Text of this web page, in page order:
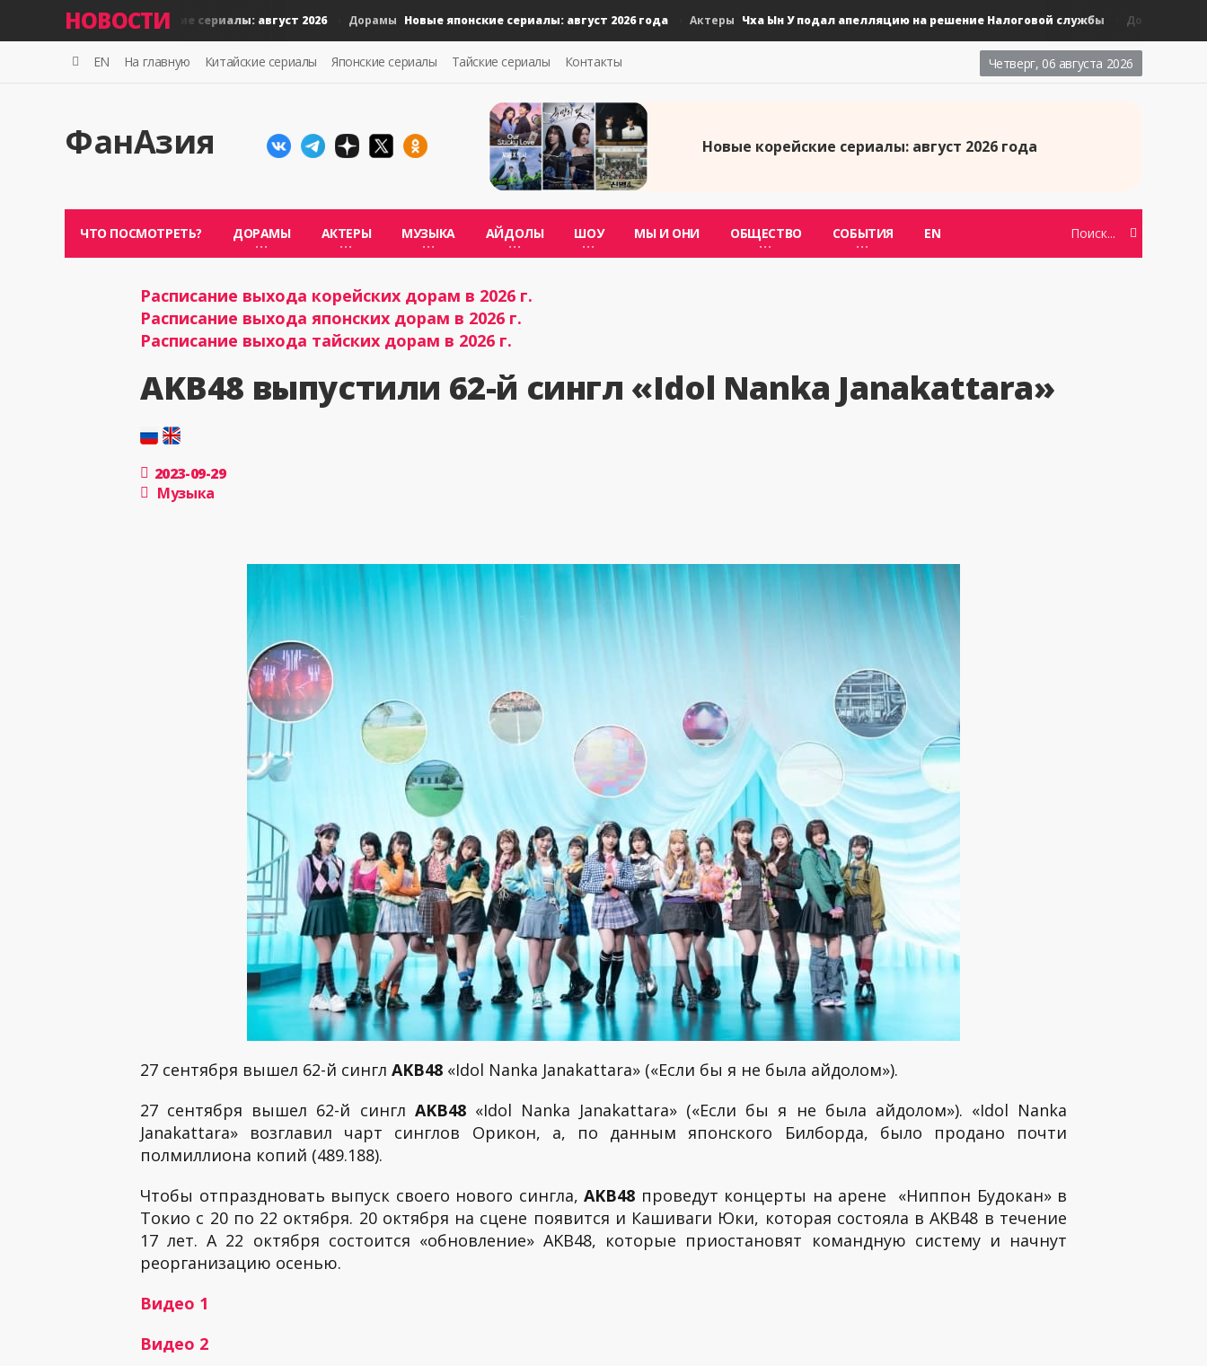
НОВОСТИ
Новые тайские сериалы: август 2026 Дорамы Новые японские сериалы: август 2026 года Актеры Чха Ын У подал апелляцию на решение Налоговой службы Дорамы
Четверг, 06 августа 2026
EN На главную Китайские сериалы Японские сериалы Тайские сериалы Контакты
ФанАзия Новые корейские сериалы: август 2026 года
ЧТО ПОСМОТРЕТЬ? ДОРАМЫ АКТЕРЫ МУЗЫКА АЙДОЛЫ ШОУ МЫ И ОНИ ОБЩЕСТВО СОБЫТИЯ EN
Расписание выхода корейских дорам в 2026 г.
Расписание выхода японских дорам в 2026 г.
Расписание выхода тайских дорам в 2026 г.
AKB48 выпустили 62-й сингл «Idol Nanka Janakattara»
2023-09-29
Музыка
27 сентября вышел 62-й сингл AKB48 «Idol Nanka Janakattara» («Если бы я не была айдолом»).
27 сентября вышел 62-й сингл AKB48«Idol Nanka Janakattara» («Если бы я не была айдолом»). «Idol Nanka
Janakattara» возглавил чарт синглов Орикон, а, по данным японского Билборда, было продано почти
полмиллиона копий (489.188).
Чтобы отпраздновать выпуск своего нового сингла, AKB48 проведут концерты на арене «Ниппон Будокан» в
Токио с 20 по 22 октября. 20 октября на сцене появится и Кашиваги Юки, которая состояла в AKB48 в течение
17 лет. А 22 октября состоится «обновление» AKB48, которые приостановят командную систему и начнут
реорганизацию осенью.
Видео 1
Видео 2